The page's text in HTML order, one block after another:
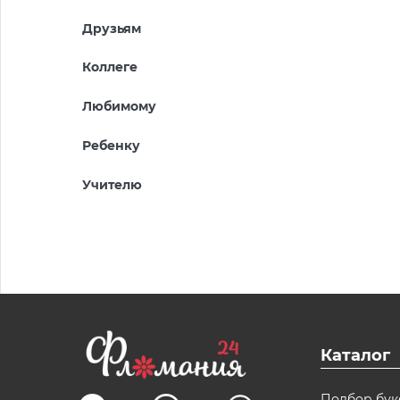
Друзьям
Коллеге
Любимому
Ребенку
Учителю
Каталог